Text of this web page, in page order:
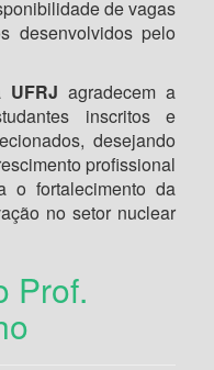
de vagas
desenvolvidos pelo
UFRJ agradecem a
inscritos e
desejando
profissional
o fortalecimento da
no setor nuclear
Prof.